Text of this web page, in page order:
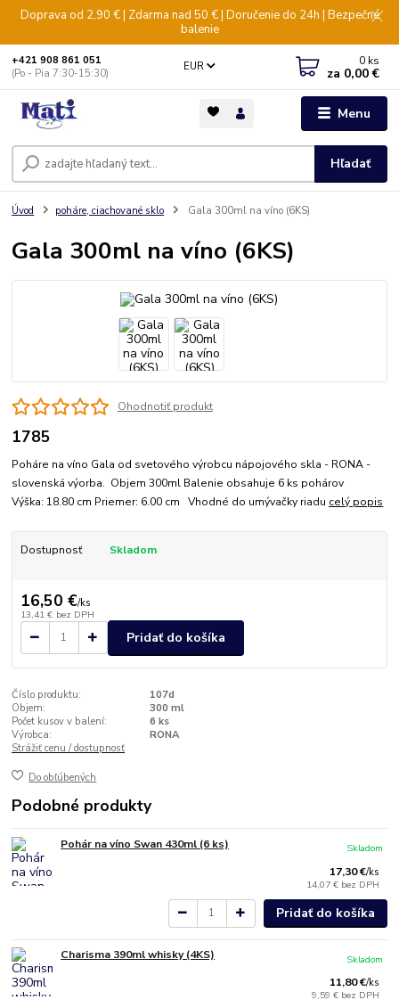
Doprava od 2,90 € | Zdarma nad 50 € | Doručenie do 24h | Bezpečné
balenie
Menu
EUR
Hľadať
+421 908 861 051
(Po - Pia 7:30-15:30)
0 ks
za 0,00 €
Úvod poháre, ciachované sklo Gala 300ml na víno (6KS)
Gala 300ml na víno (6KS)
Ohodnotiť produkt
1785
Poháre na víno Gala od svetového výrobcu nápojového skla - RONA -
slovenská výorba. Objem 300ml Balenie obsahuje 6 ks pohárov
Výška: 18.80 cm Priemer: 6.00 cm Vhodné do umývačky riadu celý popis
Dostupnosť Skladom
16,50 €/ks
13,41 € bez DPH
Pridať do košíka
Číslo produktu:
107d
Objem:
300 ml
Počet kusov v balení:
6 ks
Výrobca:
RONA
Strážiť cenu / dostupnosť
Do obľúbených
Podobné produkty
Pohár na víno Swan 430ml (6 ks)
17,30 €/ks
14,07 € bez DPH
Skladom
Pridať do košíka
Charisma 390ml whisky (4KS)
11,80 €/ks
9,59 € bez DPH
Skladom